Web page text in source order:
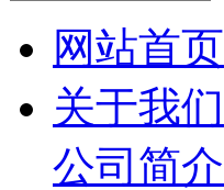
网站首页
关于我们
公司简介